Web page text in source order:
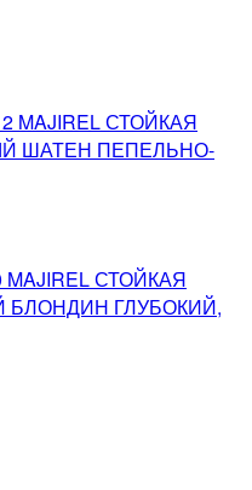
MAJIREL СТОЙКАЯ
ШАТЕН ПЕПЕЛЬНО-
MAJIREL СТОЙКАЯ
БЛОНДИН ГЛУБОКИЙ,